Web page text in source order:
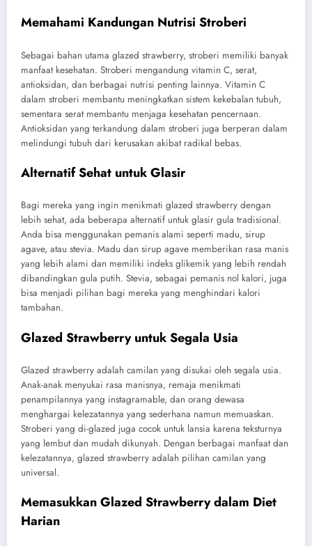
Memahami Kandungan Nutrisi Stroberi
Sebagai bahan utama glazed strawberry, stroberi memiliki banyak
manfaat kesehatan. Stroberi mengandung vitamin C, serat,
antioksidan, dan berbagai nutrisi penting lainnya. Vitamin C
dalam stroberi membantu meningkatkan sistem kekebalan tubuh,
sementara serat membantu menjaga kesehatan pencernaan.
Antioksidan yang terkandung dalam stroberi juga berperan dalam
melindungi tubuh dari kerusakan akibat radikal bebas.
Alternatif Sehat untuk Glasir
Bagi mereka yang ingin menikmati glazed strawberry dengan
lebih sehat, ada beberapa alternatif untuk glasir gula tradisional.
Anda bisa menggunakan pemanis alami seperti madu, sirup
agave, atau stevia. Madu dan sirup agave memberikan rasa manis
yang lebih alami dan memiliki indeks glikemik yang lebih rendah
dibandingkan gula putih. Stevia, sebagai pemanis nol kalori, juga
bisa menjadi pilihan bagi mereka yang menghindari kalori
tambahan.
Glazed Strawberry untuk Segala Usia
Glazed strawberry adalah camilan yang disukai oleh segala usia.
Anak-anak menyukai rasa manisnya, remaja menikmati
penampilannya yang instagramable, dan orang dewasa
menghargai kelezatannya yang sederhana namun memuaskan.
Stroberi yang di-glazed juga cocok untuk lansia karena teksturnya
yang lembut dan mudah dikunyah. Dengan berbagai manfaat dan
kelezatannya, glazed strawberry adalah pilihan camilan yang
universal.
Memasukkan Glazed Strawberry dalam Diet
Harian